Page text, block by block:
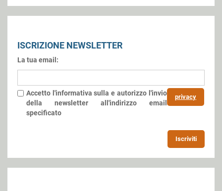
ISCRIZIONE NEWSLETTER
La tua email:
Accetto l'informativa sulla privacy
e autorizzo l'invio
della newsletter all'indirizzo email
specificato
Iscriviti